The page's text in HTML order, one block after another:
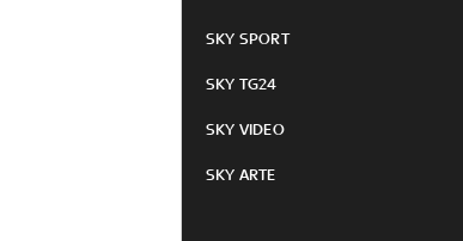
SKY SPORT
SKY TG24
SKY VIDEO
SKY ARTE